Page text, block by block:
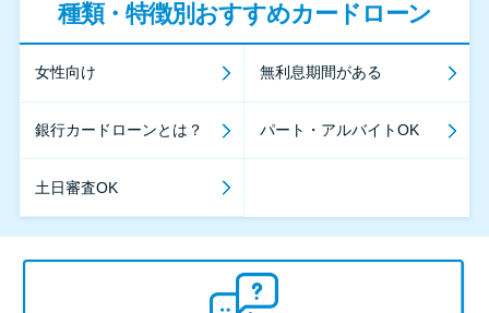
種類・特徴別おすすめカードローン
女性向け 無利息期間がある
銀行カードローンとは？ パート・アルバイトOK
土日審査OK